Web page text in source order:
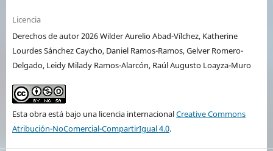
Licencia
Derechos de autor 2026 Wilder Aurelio Abad-Vílchez, Katherine
Lourdes Sánchez Caycho, Daniel Ramos-Ramos, Gelver Romero-
Delgado, Leidy Milady Ramos-Alarcón, Raúl Augusto Loayza-Muro
Esta obra está bajo una licencia internacionalCreative Commons
Atribución-NoComercial-CompartirIgual 4.0.